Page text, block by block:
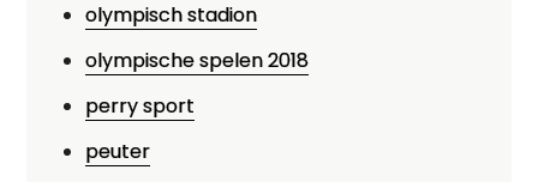
olympisch stadion
olympische spelen 2018
perry sport
peuter